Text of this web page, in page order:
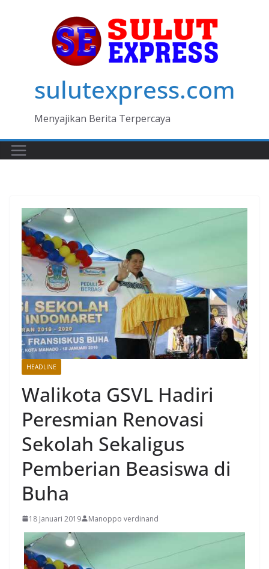
sulutexpress.com
Menyajikan Berita Terpercaya
HEADLINE
Walikota GSVL Hadiri
Peresmian Renovasi
Sekolah Sekaligus
Pemberian Beasiswa di
Buha
18 Januari 2019 Manoppo verdinand